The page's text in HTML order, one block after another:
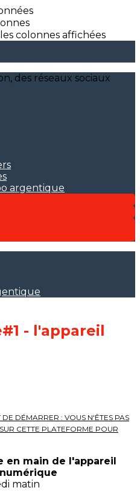
colonnes affichées
des réseaux sociaux
argentique
- l'appareil
DÉMARRER : VOUS N'ÊTES PAS
CETTE PLATEFORME POUR
en main de l'appareil
matin